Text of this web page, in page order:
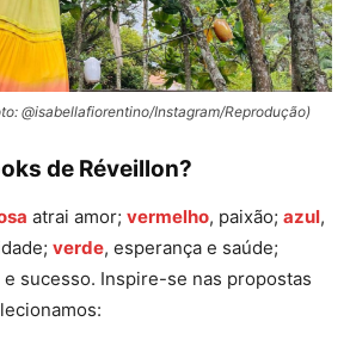
@isabellafiorentino/Instagram/Reprodução)
de Réveillon?
atrai amor; vermelho, paixão; azul,
verde, esperança e saúde;
sucesso. Inspire-se nas propostas